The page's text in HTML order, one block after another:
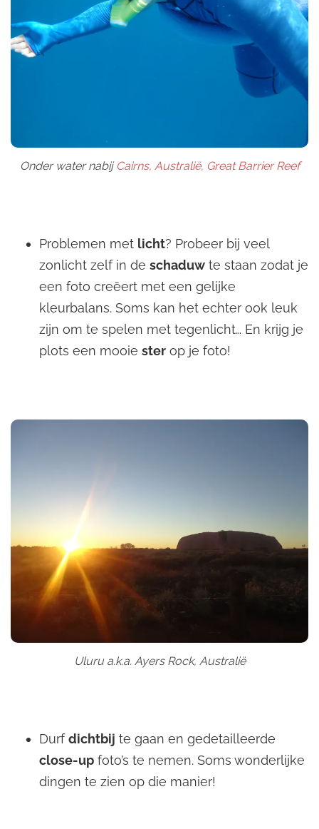
Onder water nabij Cairns, Australië, Great Barrier Reef
Problemen met licht? Probeer bij veel
zonlicht zelf in de schaduw te staan zodat je
een foto creëert met een gelijke
kleurbalans. Soms kan het echter ook leuk
zijn om te spelen met tegenlicht… En krijg je
plots een mooie ster op je foto!
Uluru a.k.a. Ayers Rock, Australië
Durfdichtbij te gaan en gedetailleerde
close-up foto’s te nemen. Soms wonderlijke
dingen te zien op die manier!